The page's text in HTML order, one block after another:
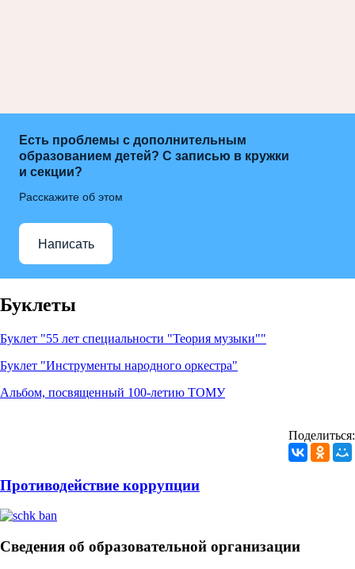
Есть проблемы с дополнительным
образованием детей? С записью в кружки
и секции?
Расскажите об этом
Написать
Буклеты
Буклет "55 лет специальности "Теория музыки""
Буклет "Инструменты народного оркестра"
Альбом, посвященный 100-летию ТОМУ
Поделиться:
Противодействие коррупции
Сведения об образовательной организации